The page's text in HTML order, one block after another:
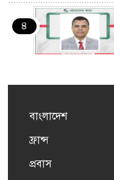
৪
৫
বাংলাদেশ
ফ্রান্স
প্রবাস